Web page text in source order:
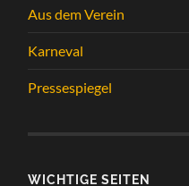
Aus dem Verein
Karneval
Pressespiegel
WICHTIGE SEITEN